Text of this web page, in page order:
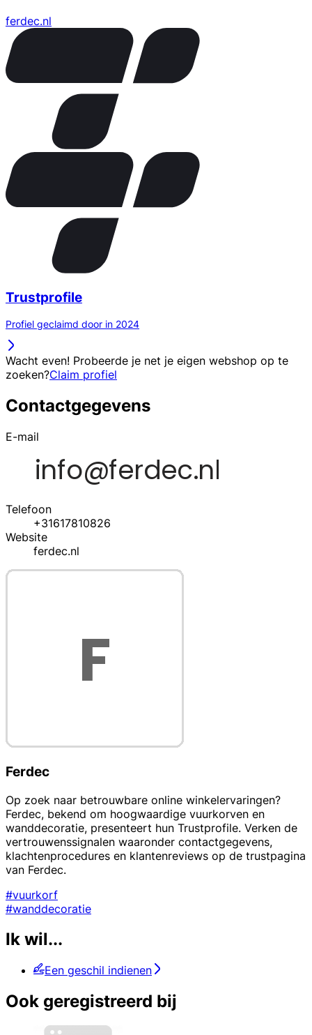
ferdec.nl
Trustprofile
Profiel geclaimd door in 2024
Wacht even! Probeerde je net je eigen webshop op te
zoeken?Claim profiel
Contactgegevens
E-mail
Telefoon
+31617810826
Website
ferdec.nl
Ferdec
Op zoek naar betrouwbare online winkelervaringen?
Ferdec, bekend om hoogwaardige vuurkorven en
wanddecoratie, presenteert hun Trustprofile. Verken de
vertrouwenssignalen waaronder contactgegevens,
klachtenprocedures en klantenreviews op de trustpagina
van Ferdec.
#vuurkorf
#wanddecoratie
Ik wil...
Een geschil indienen
Ook geregistreerd bij